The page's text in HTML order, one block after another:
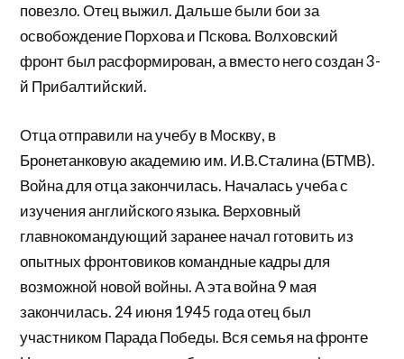
повезло. Отец выжил. Дальше были бои за
освобождение Порхова и Пскова. Волховский
фронт был расформирован, а вместо него создан 3-
й Прибалтийский.
Отца отправили на учебу в Москву, в
Бронетанковую академию им. И.В.Сталина (БТМВ).
Война для отца закончилась. Началась учеба с
изучения английского языка. Верховный
главнокомандующий заранее начал готовить из
опытных фронтовиков командные кадры для
возможной новой войны. А эта война 9 мая
закончилась. 24 июня 1945 года отец был
участником Парада Победы. Вся семья на фронте